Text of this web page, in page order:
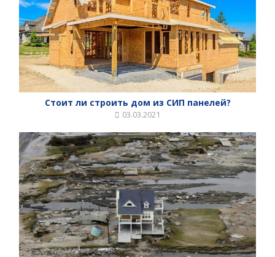
Стоит ли строить дом из СИП панелей?
03.03.2021